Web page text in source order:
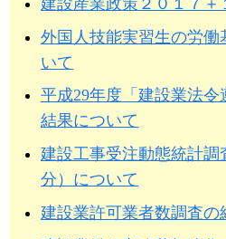
外国人技能実習生の労働
いて
平成29年度「建設業法
結果について
建設工事受注動態統計調
分）について
建設業許可業者数調査の